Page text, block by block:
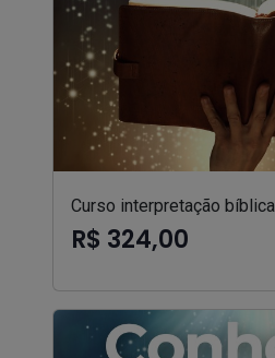
Curso interpretação bíblica
R$ 324,00